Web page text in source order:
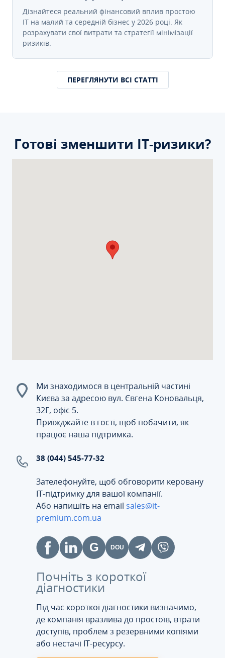
Дізнайтеся реальний фінансовий вплив простою
IT на малий та середній бізнес у 2026 році. Як
розрахувати свої витрати та стратегії мінімізації
ризиків.
ПЕРЕГЛЯНУТИ ВСІ СТАТТІ
Готові зменшити ІТ-ризики?
Ми знаходимося в центральній частині
Києва за адресою вул. Євгена Коновальця,
32Г, офіс 5.
Приїжджайте в гості, щоб побачити, як
працює наша підтримка.
38 (044) 545-77-32
Зателефонуйте, щоб обговорити керовану
ІТ-підтримку для вашої компанії.
Або напишіть на email sales@it-
premium.com.ua
Почніть з короткої
діагностики
Під час короткої діагностики визначимо,
де компанія вразлива до простоїв, втрати
доступів, проблем з резервними копіями
або нестачі IT-ресурсу.